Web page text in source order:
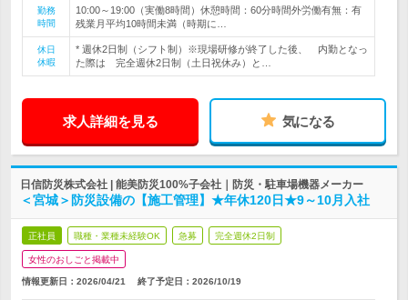
勤務
時間
10:00～19:00（実働8時間）休憩時間：60分時間外労働有無：有
残業月平均10時間未満（時期に…
休日
休暇
* 週休2日制（シフト制）※現場研修が終了した後、 内勤となっ
た際は 完全週休2日制（土日祝休み）と…
求人詳細を見る 気になる
日信防災株式会社 | 能美防災100%子会社｜防災・駐車場機器メーカー
＜宮城＞防災設備の【施工管理】★年休120日★9～10月入社
正社員 職種・業種未経験OK 急募 完全週休2日制
女性のおしごと掲載中
情報更新日：2026/04/21 終了予定日： 2026/10/19